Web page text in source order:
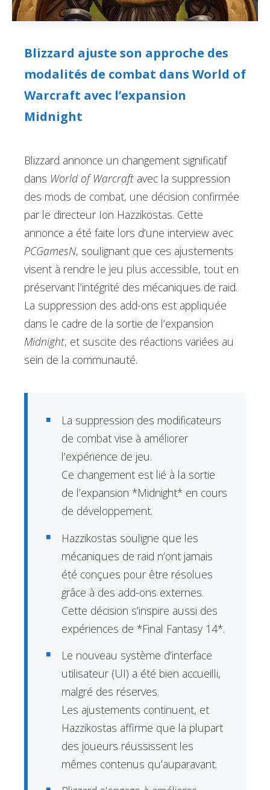
Blizzard ajuste son approche des
modalités de combat dans World of
Warcraft avec l’expansion
Midnight
Blizzard annonce un changement significatif
dans World of Warcraft avec la suppression
des mods de combat, une décision confirmée
par le directeur Ion Hazzikostas. Cette
annonce a été faite lors d’une interview avec
PCGamesN, soulignant que ces ajustements
visent à rendre le jeu plus accessible, tout en
préservant l’intégrité des mécaniques de raid.
La suppression des add-ons est appliquée
dans le cadre de la sortie de l’expansion
Midnight, et suscite des réactions variées au
sein de la communauté.
La suppression des modificateurs
de combat vise à améliorer
l’expérience de jeu.
Ce changement est lié à la sortie
de l’expansion *Midnight* en cours
de développement.
Hazzikostas souligne que les
mécaniques de raid n’ont jamais
été conçues pour être résolues
grâce à des add-ons externes.
Cette décision s’inspire aussi des
expériences de *Final Fantasy 14*.
Le nouveau système d’interface
utilisateur (UI) a été bien accueilli,
malgré des réserves.
Les ajustements continuent, et
Hazzikostas affirme que la plupart
des joueurs réussissent les
mêmes contenus qu’auparavant.